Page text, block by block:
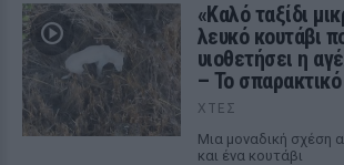
«Καλό ταξίδι
λευκό κουτάβι
υιοθετήσει η
– Το σπαρακτικό
ΧΤΕΣ
Μια μοναδική σχέση
και ένα κουτάβι